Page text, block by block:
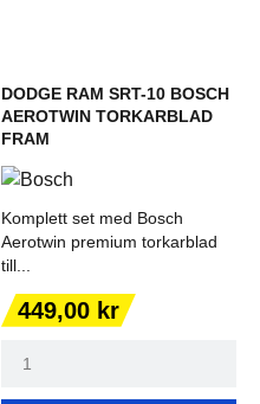
DODGE RAM SRT-10 BOSCH
AEROTWIN TORKARBLAD
FRAM
Komplett set med Bosch
Aerotwin premium torkarblad
till...
Pris
449,00 kr